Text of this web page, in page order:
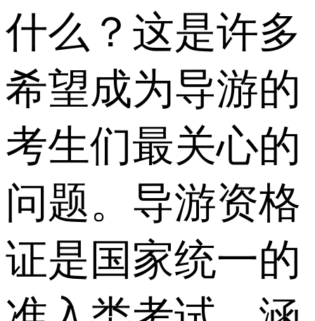
什么？这是许多
希望成为导游的
考生们最关心的
问题。导游资格
证是国家统一的